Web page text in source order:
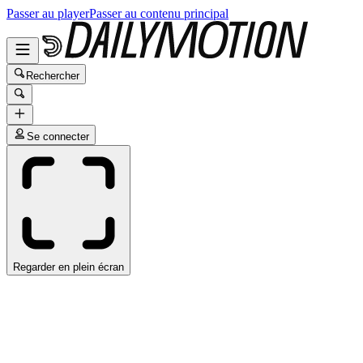
Passer au playerPasser au contenu principal
Rechercher
Se connecter
Regarder en plein écran